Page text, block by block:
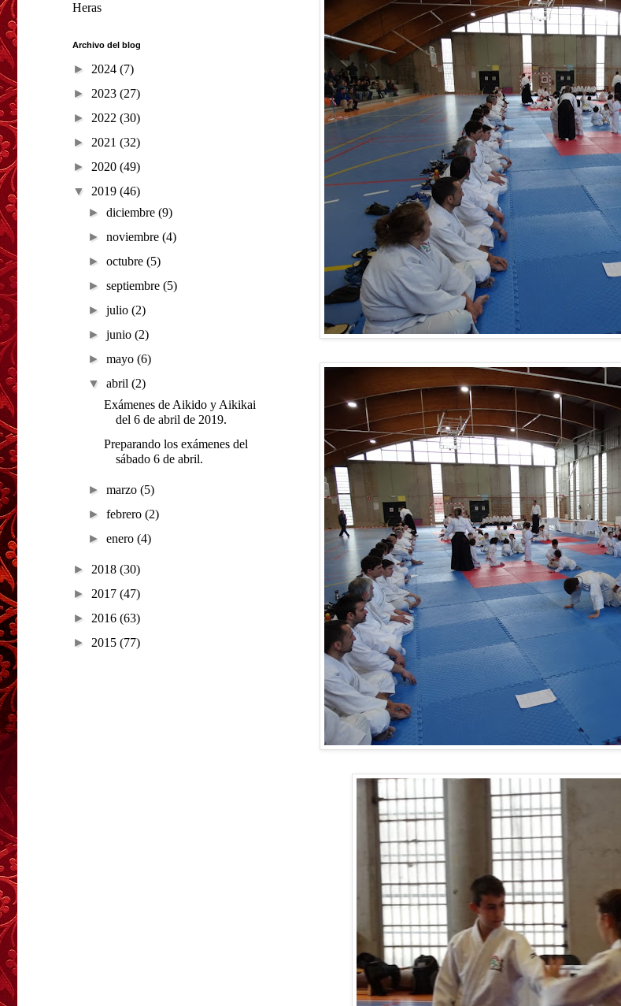
Heras
Archivo del blog
► 2024 (7)
► 2023 (27)
► 2022 (30)
► 2021 (32)
► 2020 (49)
▼ 2019 (46)
►diciembre(9)
►noviembre(4)
►octubre(5)
►septiembre(5)
►julio(2)
►junio(2)
►mayo(6)
▼abril(2)
Exámenes de Aikido y Aikikai
del 6 de abril de 2019.
Preparando los exámenes del
sábado 6 de abril.
►marzo(5)
►febrero(2)
►enero(4)
► 2018 (30)
► 2017 (47)
► 2016 (63)
► 2015 (77)